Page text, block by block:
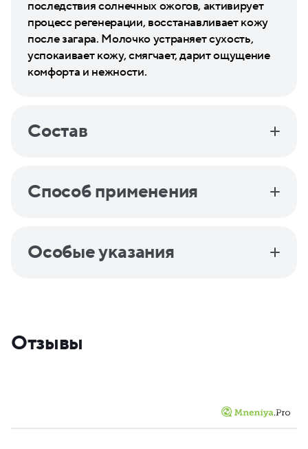
последствия солнечных ожогов, активирует
процесс регенерации, восстанавливает кожу
после загара. Молочко устраняет сухость,
успокаивает кожу, смягчает, дарит ощущение
комфорта и нежности.
Состав
Способ применения
Особые указания
Отзывы